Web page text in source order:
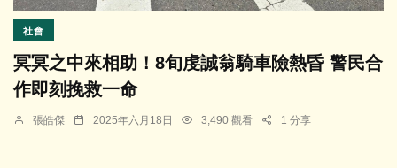
社會
冥冥之中來相助！8旬虔誠翁騎車險熱昏 警民合
作即刻挽救一命
張皓傑 2025年六月18日 3,490 觀看 1 分享